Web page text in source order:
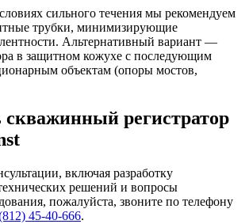
сильного течения мы рекомендуем
трубки, минимизирующие
Альтернативный вариант —
в защитном кожухе с последующим
объектам (опоры мостов,
регистратор
включая разработку
решений и вопросы
пожалуйста, звоните по телефону
45-40-666.